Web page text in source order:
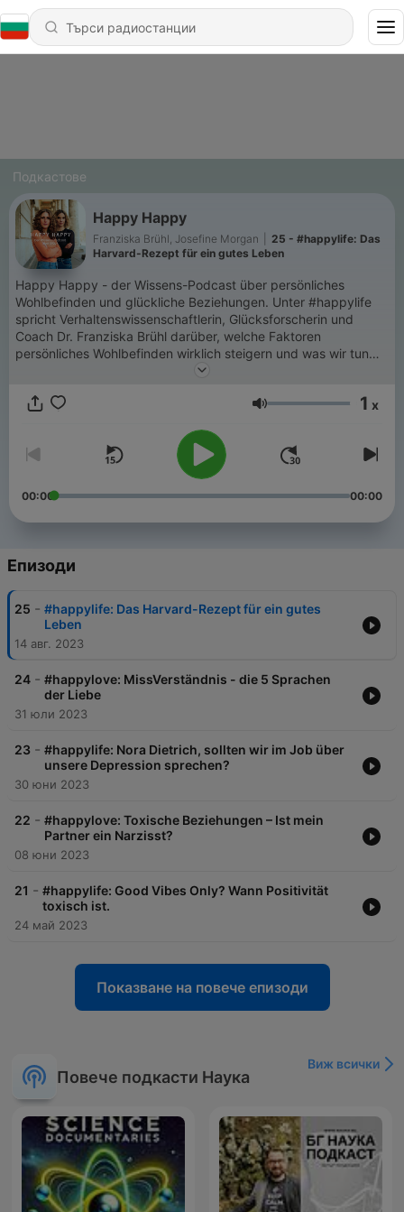
Подкастове
Happy Happy
Franziska Brühl, Josefine Morgan
25 - #happylife: Das
Harvard-Rezept für ein gutes Leben
Happy Happy - der Wissens-Podcast über persönliches
Wohlbefinden und glückliche Beziehungen. Unter #happylife
spricht Verhaltenswissenschaftlerin, Glücksforscherin und
Coach Dr. Franziska Brühl darüber, welche Faktoren
persönliches Wohlbefinden wirklich steigern und was wir tun
können, um langfristig glücklich zu sein. Unter #happylove
Morgan die wissenschaftlichen Fakten hinter den Gefühlen.
und um fundiertes Wissen für mehr Beziehungsglück.
Сила на звука
1 x
00:00 00:00
Епизоди
25 - #happylife: Das Harvard-Rezept für ein gutes
Leben
14 авг. 2023
24 - #happylove: MissVerständnis - die 5 Sprachen
der Liebe
31 юли 2023
23 - #happylife: Nora Dietrich, sollten wir im Job über
unsere Depression sprechen?
30 юни 2023
22 - #happylove: Toxische Beziehungen – Ist mein
Partner ein Narzisst?
08 юни 2023
21 - #happylife: Good Vibes Only? Wann Positivität
toxisch ist.
24 май 2023
Показване на повече епизоди
Повече подкасти Наука
Виж всички